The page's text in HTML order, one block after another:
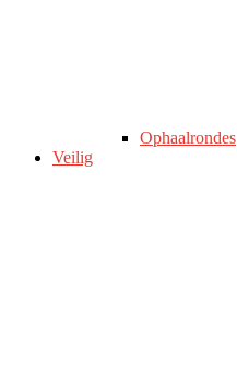
Ophaalrondes
Veilig